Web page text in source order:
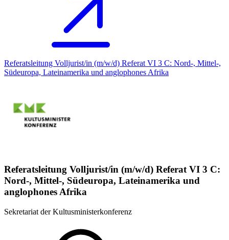
Referatsleitung Volljurist/in (m/w/d) Referat VI 3 C: Nord-, Mittel-,
Südeuropa, Lateinamerika und anglophones Afrika
Referatsleitung Volljurist/in (m/w/d) Referat VI 3 C:
Nord-, Mittel-, Südeuropa, Lateinamerika und
anglophones Afrika
Sekretariat der Kultusministerkonferenz